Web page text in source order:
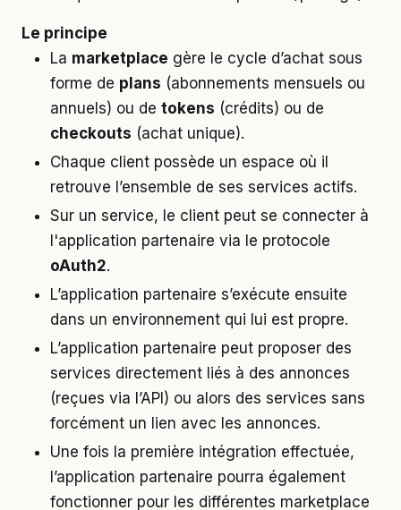
Le principe
La marketplace gère le cycle d’achat sous
forme de plans (abonnements mensuels ou
annuels) ou de tokens (crédits) ou de
checkouts (achat unique).
Chaque client possède un espace où il
retrouve l’ensemble de ses services actifs.
Sur un service, le client peut se connecter à
l'application partenaire via le protocole
oAuth2.
L’application partenaire s’exécute ensuite
dans un environnement qui lui est propre.
L’application partenaire peut proposer des
services directement liés à des annonces
(reçues via l’API) ou alors des services sans
forcément un lien avec les annonces.
Une fois la première intégration effectuée,
l’application partenaire pourra également
fonctionner pour les différentes marketplace